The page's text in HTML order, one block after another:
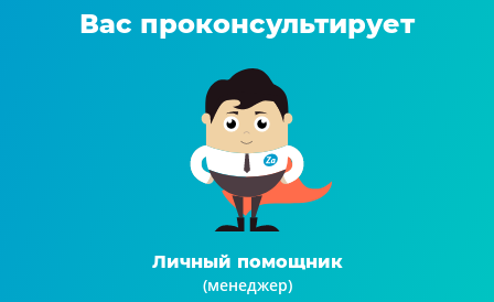
Вас проконсультирует
Личный помощник
(менеджер)